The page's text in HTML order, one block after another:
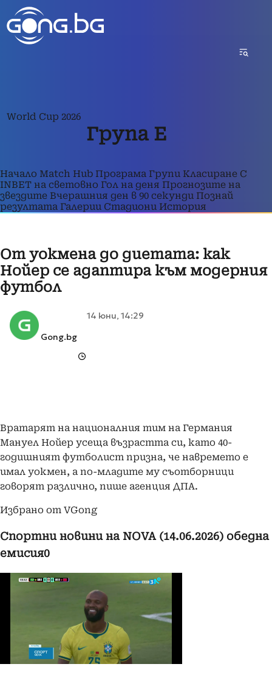
World Cup 2026
Група E
Начало Match Hub Програма Групи Класиране С
INBET на световно Гол на деня Прогнозите на
звездите Вчерашния ден в 90 секунди Познай
резултата Галерии Стадиони История
От уокмена до диетата: как
Нойер се адаптира към модерния
футбол
Gong.bg
14 юни, 14:29
Вратарят на националния тим на Германия
Мануел Нойер усеща възрастта си, като 40-
годишният футболист призна, че навремето е
имал уокмен, а по-младите му съотборници
говорят различно, пише агенция ДПА.
Избрано от VGong
Спортни новини на NOVA (14.06.2026) обедна
емисия0